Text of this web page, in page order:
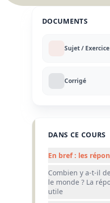
DOCUMENTS
Sujet / Exercice
Corrigé
DANS CE COURS
En bref : les
Combien y a-t-il
le monde ? La
utile